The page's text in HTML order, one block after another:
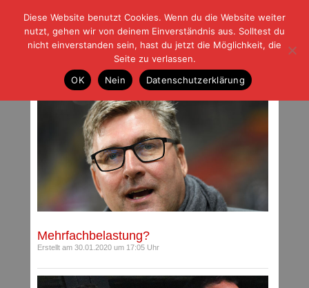
| | |BLOG-GFußball und der Rest
HOME|REGELN|IMPRESSUM |DATENSCHUTZ
Archiv für Januar 2020
Mehrfachbelastung?
Erstellt am 30.01.2020 um 17:05 Uhr
Diese Website benutzt Cookies. Wenn du die Website weiter
nutzt, gehen wir von deinem Einverständnis aus. Solltest du
nicht einverstanden sein, hast du jetzt die Möglichkeit, die
Seite zu verlassen.
OK
Nein Datenschutzerklärung